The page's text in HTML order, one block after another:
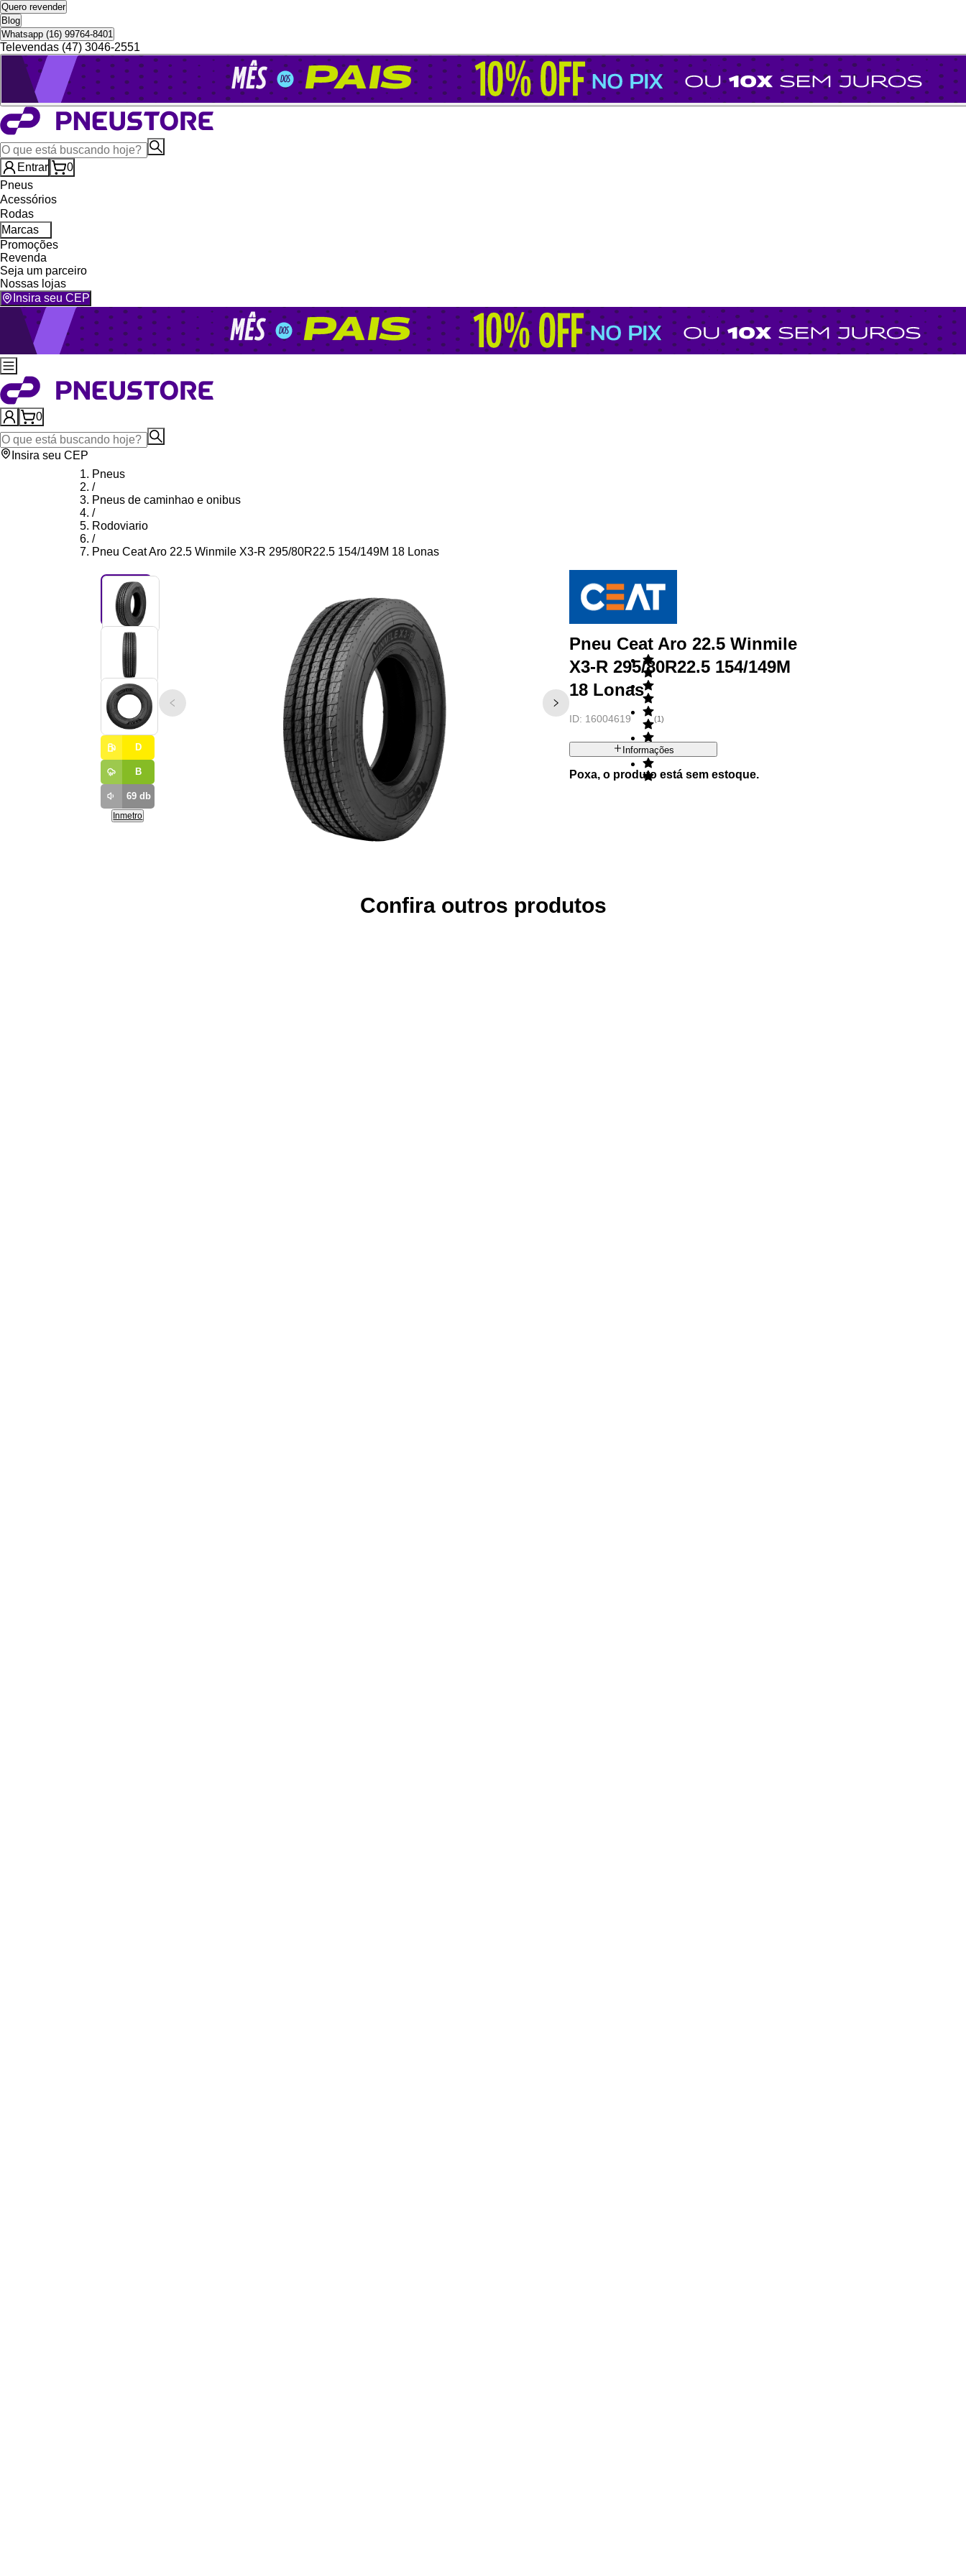
Quero revender
Blog
Whatsapp (16) 99764-8401
Televendas (47) 3046-2551
Entrar
0
Pneus
Acessórios
Rodas
Marcas
Promoções
Revenda
Seja um parceiro
Nossas lojas
Insira seu CEP
0
Insira seu CEP
Pneus
/
Pneus de caminhao e onibus
/
Rodoviario
/
Pneu Ceat Aro 22.5 Winmile X3-R 295/80R22.5 154/149M 18 Lonas
D
B
69db
Inmetro
Pneu Ceat Aro 22.5 Winmile
X3-R 295/80R22.5 154/149M
18 Lonas
ID: 16004619 (1)
Informações
Poxa, o produto está sem estoque.
Confira outros produtos